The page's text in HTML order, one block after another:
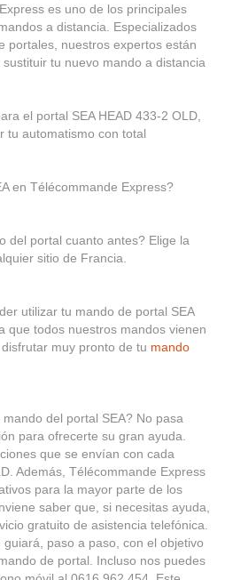
es uno de los principales
a distancia. Especializados
portales, nuestros expertos están
tu nuevo mando a distancia
el portal SEA HEAD 433-2 OLD,
tu automatismo con total
en Télécommande Express?
del portal cuanto antes? Elige la
sitio de Francia.
utilizar tu mando de portal SEA
que todos nuestros mandos vienen
muy pronto de tu mando
del portal SEA? No pasa
para ofrecerte su gran ayuda.
que se envían con cada
Además, Télécommande Express
para la mayor parte de los
saber que, si necesitas ayuda,
gratuito de asistencia telefónica.
paso a paso, con el objetivo
de portal. Incluso nos puedes